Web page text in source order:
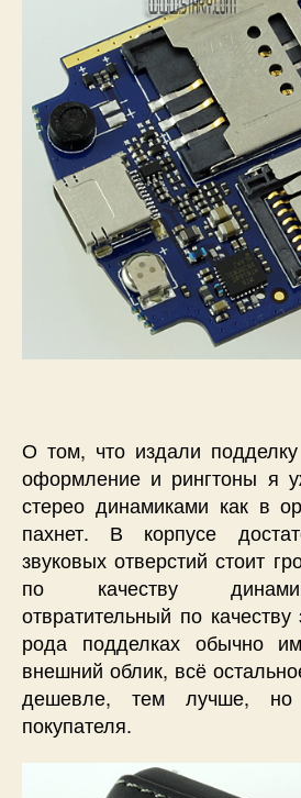
О том, что издали
оформление и рингтоны я
стерео динамиками как в
пахнет. В корпусе
звуковых отверстий стоит
по качеству
отвратительный по
рода подделках обычно
внешний облик, всё
дешевле, тем лучше,
покупателя.